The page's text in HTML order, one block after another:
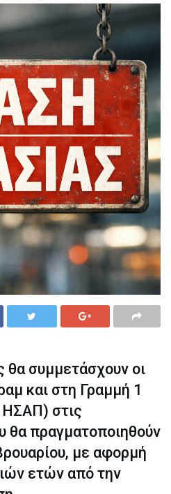
θα συμμετάσχουν οι
και στη Γραμμή 1
στις
θα πραγματοποιηθούν
με αφορμή
ετών από την